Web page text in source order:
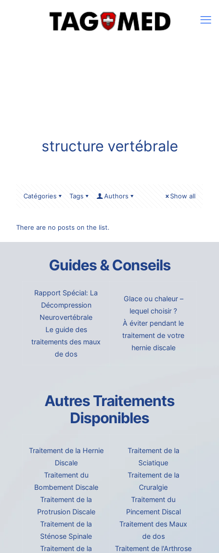
structure vertébrale
Catégories Tags Authors Show all
There are no posts on the list.
Guides & Conseils
Rapport Spécial: La
Décompression
Neurovertébrale
Le guide des
traitements des maux
de dos
Glace ou chaleur –
lequel choisir ?
À éviter pendant le
traitement de votre
hernie discale
Autres Traitements
Disponibles
Traitement de la Hernie
Discale
Traitement du
Bombement Discale
Traitement de la
Protrusion Discale
Traitement de la
Sténose Spinale
Traitement de la
Traitement de la
Sciatique
Traitement de la
Cruralgie
Traitement du
Pincement Discal
Traitement des Maux
de dos
Traitement de l'Arthrose